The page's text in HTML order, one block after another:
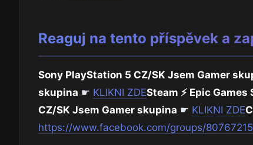
Reaguj na tento příspěvek a
Sony PlayStation 5 CZ/SK Jsem Gamer
skupina ☛ KLIKNI ZDESteam ⚡ Epic
CZ/SK Jsem Gamer skupina ☛ KLIKNI ZDE
https://www.facebook.com/groups/